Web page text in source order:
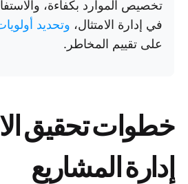
تخصيص الموارد بكفاءة،
في إدارة الامتثال، وتحديد
على تقييم المخاطر.
خطوات تحقيق
إدارة المشاريع